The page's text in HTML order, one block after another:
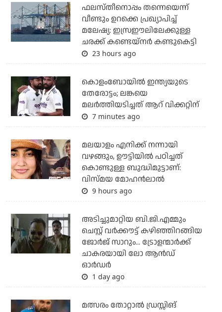
ഫലസ്തീനൊപ്പം തന്നെയെന്ന്
വീണ്ടും ഉറക്കെ പ്രഖ്യാപിച്ച്
മലേഷ്യ: ഇസ്രഈലിലേക്കുള്ള
ചരക്ക് കണ്ടെയ്‌നര്‍ കണ്ടുകെട്ടി
23 hours ago
കൊളംബോയില്‍ ഇന്ത്യയുടെ
തേരോട്ടം; ലങ്കയെ
മലര്‍ത്തിയടിച്ചത് ആറ് വിക്കറ്റിന്
7 minutes ago
മലയാളം എനിക്ക് നന്നായി
വഴങ്ങും, ഊട്ടിയില്‍ പഠിച്ചത്
കൊണ്ടുള്ള ബുദ്ധിമുട്ടാണ്:
വിസ്മയ മോഹന്‍ലാല്‍
9 hours ago
അടിച്ചുമാറ്റിയ ബി.ജി.എമ്മും
ചെസ്റ്റ് വര്‍ക്കൗട്ട് കഴിഞ്ഞിറങ്ങിയ
ജോര്‍ജ് സാറും... ട്രോളന്മാര്‍ക്ക്
ചാകരയായി ലോ ആന്‍ഡ്
ഓര്‍ഡര്‍
1 day ago
മത്സരം തോറ്റാല്‍ ഡ്രസ്സിങ്